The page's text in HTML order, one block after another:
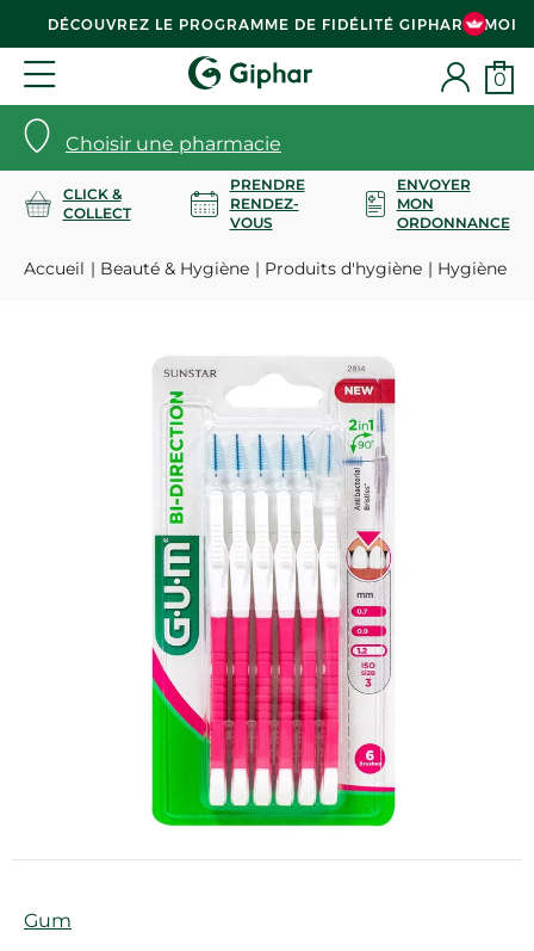
DÉCOUVREZ LE PROGRAMME DE FIDÉLITÉ GIPHAR & MOI
Choisir une pharmacie
0
CLICK &
COLLECT
PRENDRE
RENDEZ-
VOUS
ENVOYER
MON
ORDONNANCE
Accueil Beauté & Hygiène Produits d'hygiène Hygiène
Marque
Gum